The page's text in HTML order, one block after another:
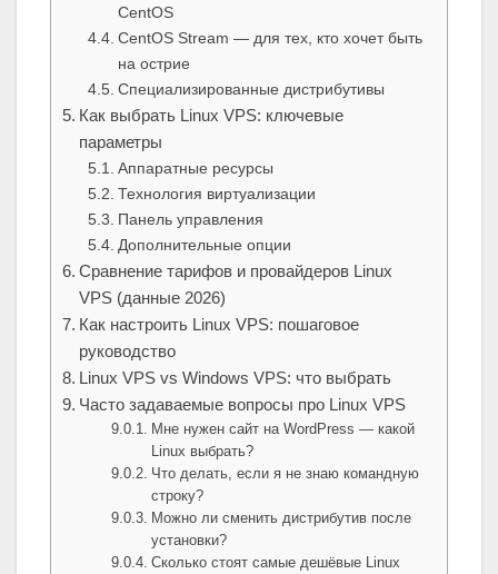
CentOS
CentOS Stream — для тех, кто хочет быть
на острие
Специализированные дистрибутивы
Как выбрать Linux VPS: ключевые
параметры
Аппаратные ресурсы
Технология виртуализации
Панель управления
Дополнительные опции
Сравнение тарифов и провайдеров Linux
VPS (данные 2026)
Как настроить Linux VPS: пошаговое
руководство
Linux VPS vs Windows VPS: что выбрать
Часто задаваемые вопросы про Linux VPS
Мне нужен сайт на WordPress — какой
Linux выбрать?
Что делать, если я не знаю командную
строку?
Можно ли сменить дистрибутив после
установки?
Сколько стоят самые дешёвые Linux